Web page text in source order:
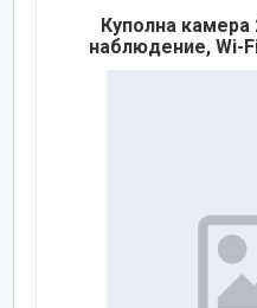
Куполна камера
наблюдение, Wi-